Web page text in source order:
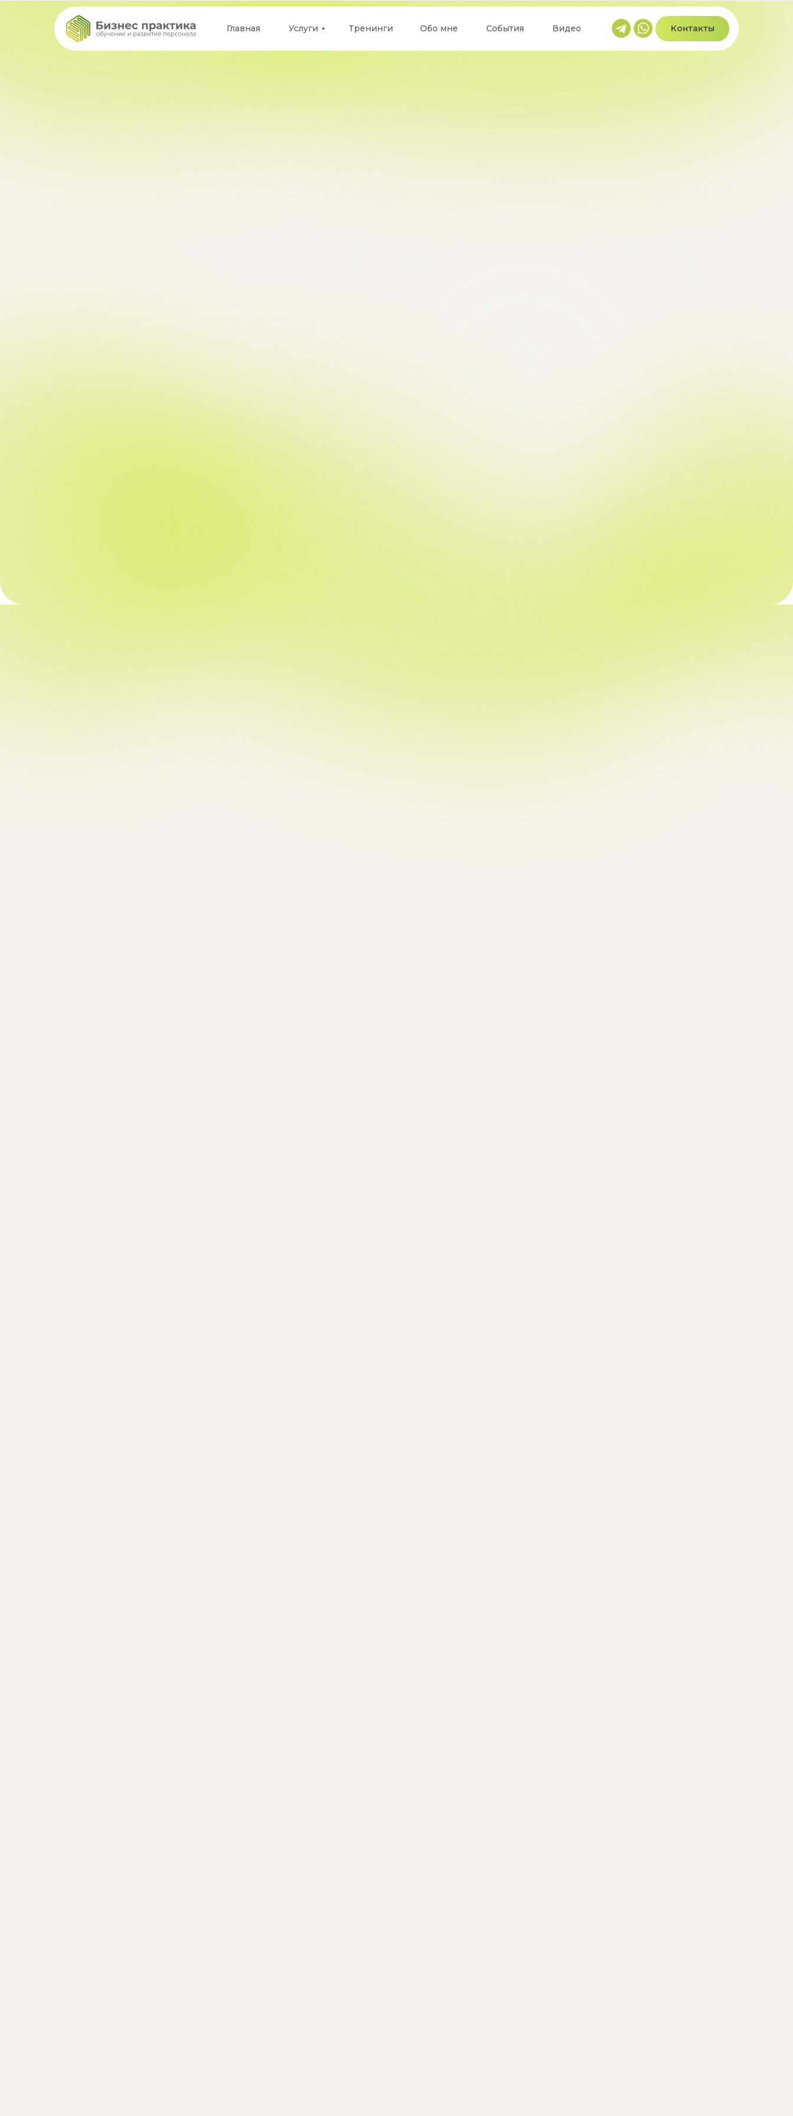
Контакты
Главная Обо мне
Тренинги
Услуги События Видео